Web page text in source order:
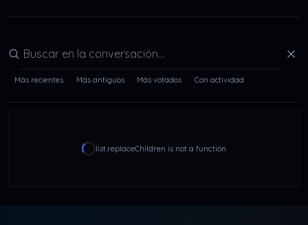
Buscar en la conversación
Más recientes Más antiguos Más votados Con actividad
list.replaceChildren is not a function